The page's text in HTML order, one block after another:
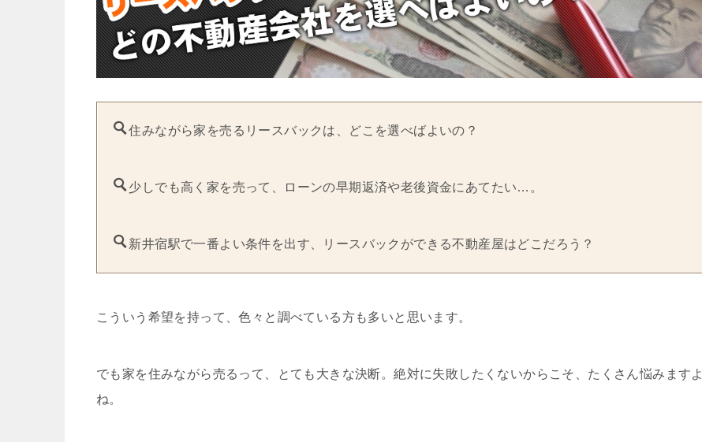
住みながら家を売るリースバックは、どこを選べばよいの？
少しでも高く家を売って、ローンの早期返済や老後資金にあてたい…。
新井宿駅で一番よい条件を出す、リースバックができる不動産屋はどこだろう？
こういう希望を持って、色々と調べている方も多いと思います。
でも家を住みながら売るって、とても大きな決断。絶対に失敗したくないからこそ、たくさん悩みますよ
ね。